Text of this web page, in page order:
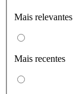
Mais relevantes
Mais recentes